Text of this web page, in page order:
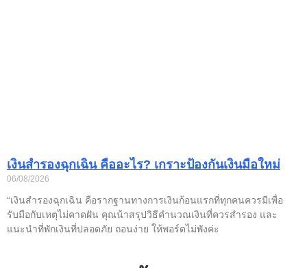
เงินสำรองฉุกเฉิน คืออะไร? เกราะป้องกันเงินมือใหม่
06/08/2026
“เงินสำรองฉุกเฉิน คือรากฐานทางการเงินก้อนแรกที่ทุกคนควรมีเพื่อ
รับมือกับเหตุไม่คาดฝัน คุณน้าสรุปวิธีคำนวณเงินที่ควรสำรอง และ
แนะนำที่พักเงินที่ปลอดภัย ถอนง่าย ให้พอร์ตไม่พังค่ะ